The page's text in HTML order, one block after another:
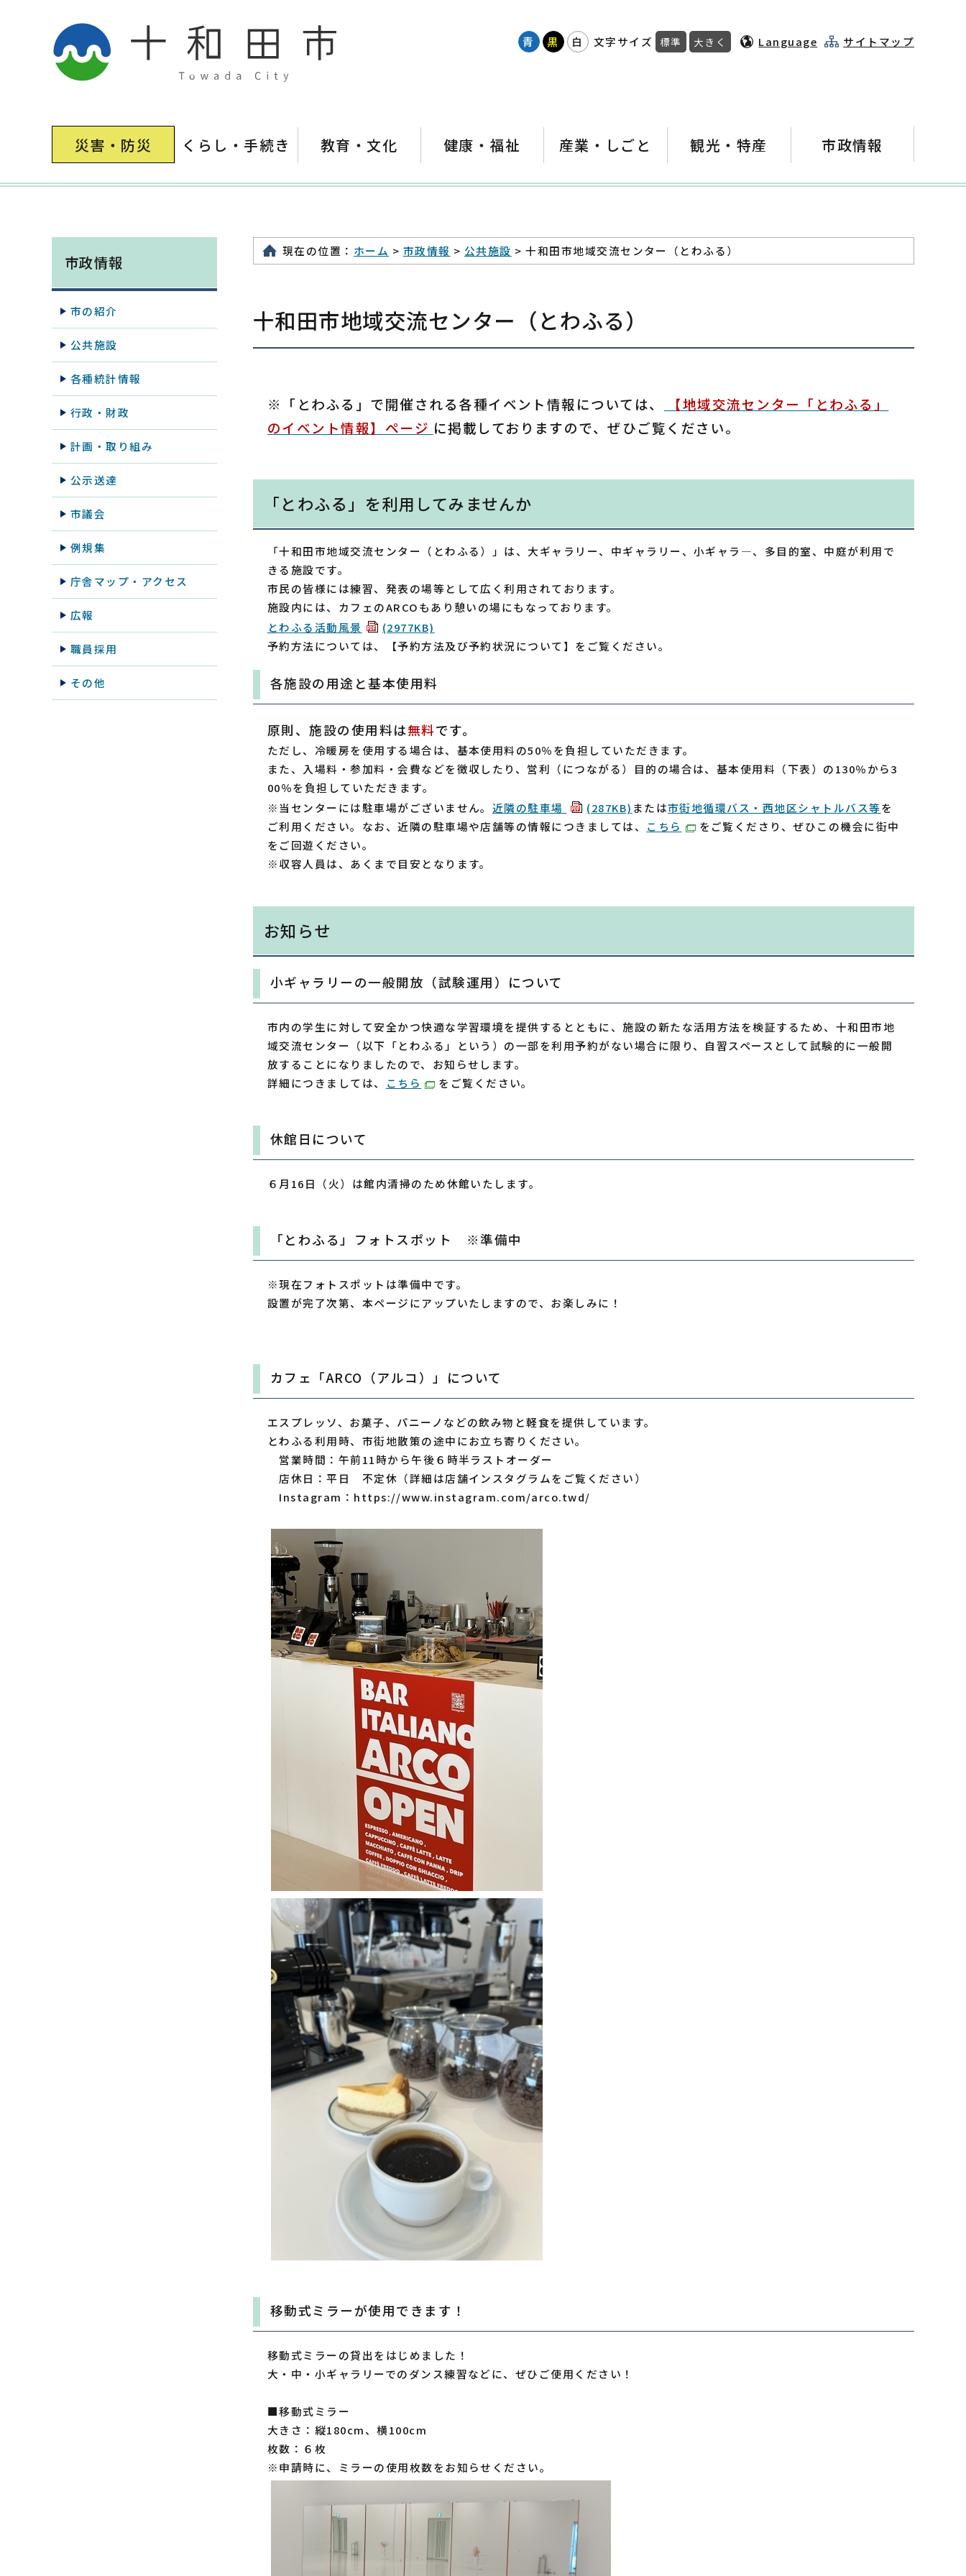
青 黒 白 文字サイズ 標準 大きく Language サイトマップ
災害・防災 くらし・手続き 教育・文化 健康・福祉 産業・しごと 観光・特産 市政情報
現在の位置： ホーム > 市政情報 > 公共施設 > 十和田市地域交流センター（とわふる）
十和田市地域交流センター（とわふる）
※「とわふる」で開催される各種イベント情報については、
【地域交流センター「とわふる」
のイベント情報】ページ に掲載しておりますので、ぜひご覧ください。
「とわふる」を利用してみませんか
「十和田市地域交流センター（とわふる）」は、大ギャラリー、中ギャラリー、小ギャラ―、多目的室、中庭が利用で
きる施設です。
市民の皆様には練習、発表の場等として広く利用されております。
施設内には、カフェのARCOもあり憩いの場にもなっております。
とわふる活動風景
(2977KB)
予約方法については、【予約方法及び予約状況について】をご覧ください。
各施設の用途と基本使用料
原則、施設の使用料は無料です。
ただし、冷暖房を使用する場合は、基本使用料の50％を負担していただきます。
また、入場料・参加料・会費などを徴収したり、営利（につながる）目的の場合は、基本使用料（下表）の130％から3
00％を負担していただきます。
※当センターには駐車場がございません。 近隣の駐車場 (287KB) または市街地循環バス・西地区シャトルバス等を
ご利用ください。なお、近隣の駐車場や店舗等の情報につきましては、 こちら
をご覧くださり、ぜひこの機会に街中
をご回遊ください。
※収容人員は、あくまで目安となります。
お知らせ
小ギャラリーの一般開放（試験運用）について
市内の学生に対して安全かつ快適な学習環境を提供するとともに、施設の新たな活用方法を検証するため、十和田市地
域交流センター（以下「とわふる」という）の一部を利用予約がない場合に限り、自習スペースとして試験的に一般開
放することになりましたので、お知らせします。
詳細につきましては、
こちら をご覧ください。
休館日について
６月16日（火）は館内清掃のため休館いたします。
「とわふる」フォトスポット ※準備中
※現在フォトスポットは準備中です。
設置が完了次第、本ページにアップいたしますので、お楽しみに！
カフェ「ARCO（アルコ）」について
エスプレッソ、お菓子、パニーノなどの飲み物と軽食を提供しています。
とわふる利用時、市街地散策の途中にお立ち寄りください。
営業時間：午前11時から午後６時半ラストオーダー
店休日：平日 不定休（詳細は店舗インスタグラムをご覧ください）
Instagram：https://www.instagram.com/arco.twd/
移動式ミラーが使用できます！
移動式ミラーの貸出をはじめました！
大・中・小ギャラリーでのダンス練習などに、ぜひご使用ください！
■移動式ミラー
大きさ：縦180cm、横100cm
枚数：６枚
※申請時に、ミラーの使用枚数をお知らせください。
市政情報
市の紹介
公共施設
各種統計情報
行政・財政
計画・取り組み
公示送達
市議会
例規集
庁舎マップ・アクセス
広報
職員採用
その他